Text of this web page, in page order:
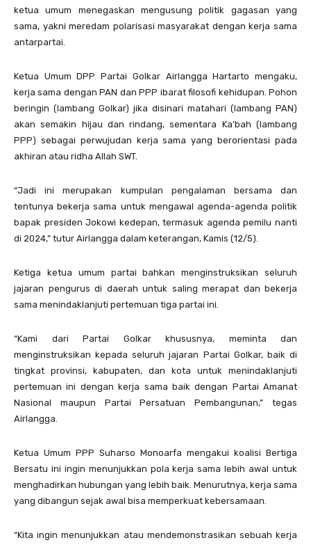
ketua umum menegaskan mengusung politik gagasan yang
sama, yakni meredam polarisasi masyarakat dengan kerja sama
antarpartai.
Ketua Umum DPP Partai Golkar Airlangga Hartarto mengaku,
kerja sama dengan PAN dan PPP ibarat filosofi kehidupan. Pohon
beringin (lambang Golkar) jika disinari matahari (lambang PAN)
akan semakin hijau dan rindang, sementara Ka’bah (lambang
PPP) sebagai perwujudan kerja sama yang berorientasi pada
akhiran atau ridha Allah SWT.
“Jadi ini merupakan kumpulan pengalaman bersama dan
tentunya bekerja sama untuk mengawal agenda-agenda politik
bapak presiden Jokowi kedepan, termasuk agenda pemilu nanti
di 2024,” tutur Airlangga dalam keterangan, Kamis (12/5).
Ketiga ketua umum partai bahkan menginstruksikan seluruh
jajaran pengurus di daerah untuk saling merapat dan bekerja
sama menindaklanjuti pertemuan tiga partai ini.
“Kami dari Partai Golkar khususnya, meminta dan
menginstruksikan kepada seluruh jajaran Partai Golkar, baik di
tingkat provinsi, kabupaten, dan kota untuk menindaklanjuti
pertemuan ini dengan kerja sama baik dengan Partai Amanat
Nasional maupun Partai Persatuan Pembangunan,” tegas
Airlangga.
Ketua Umum PPP Suharso Monoarfa mengakui koalisi Bertiga
Bersatu ini ingin menunjukkan pola kerja sama lebih awal untuk
menghadirkan hubungan yang lebih baik. Menurutnya, kerja sama
yang dibangun sejak awal bisa memperkuat kebersamaan.
“Kita ingin menunjukkan atau mendemonstrasikan sebuah kerja